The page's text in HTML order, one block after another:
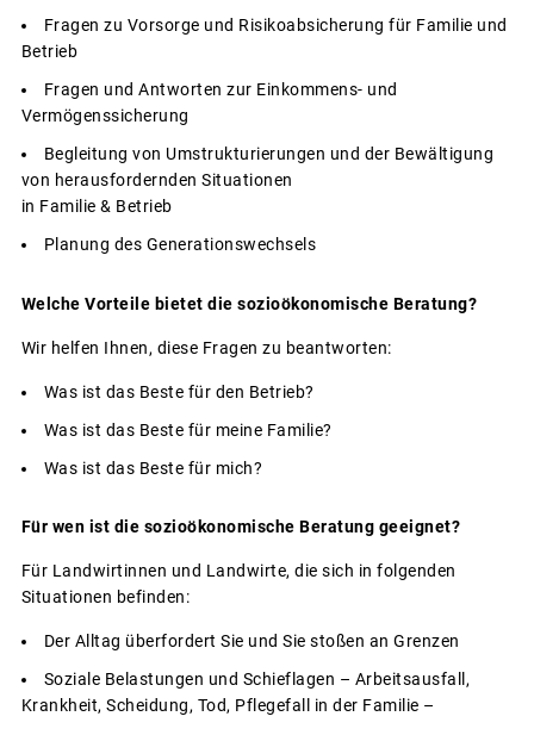
Fragen zu Vorsorge und Risikoabsicherung für Familie und
Betrieb
Fragen und Antworten zur Einkommens- und
Vermögenssicherung
Begleitung von Umstrukturierungen und der Bewältigung
von herausfordernden Situationen
in Familie & Betrieb
Planung des Generationswechsels
Welche Vorteile bietet die sozioökonomische Beratung?
Wir helfen Ihnen, diese Fragen zu beantworten:
Was ist das Beste für den Betrieb?
Was ist das Beste für meine Familie?
Was ist das Beste für mich?
Für wen ist die sozioökonomische Beratung geeignet?
Für Landwirtinnen und Landwirte, die sich in folgenden
Situationen befinden:
Der Alltag überfordert Sie und Sie stoßen an Grenzen
Soziale Belastungen und Schieflagen – Arbeitsausfall,
Krankheit, Scheidung, Tod, Pflegefall in der Familie –